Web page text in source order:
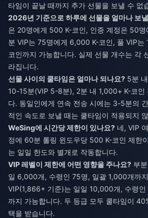
타임이 끝날 때까지 추가 선물을 보낼 수 없
2026년 기준으로 하루에 선물을 얼마나 보
은 20명에게 500 K-코인, 인증 계정은 50
분 VIP는 75명에게 6,000 K-코인, 풀 VIP
코인까지 가능합니다. 실제 선물 개수는 각
라집니다.
선물 사이의 쿨타임은 얼마나 되나요? 5분
10-15분(VIP 5-8분), 2분 내 1,000+ K-코인
다. 동일인에게 연속 전송 시에는 3-5분의
적인 속도로 보낼 때는 쿨타임이 적용되지
WeSing에 시간당 제한이 있나요? 네, VIP
정에 60분 롤링 윈도우당 500 K-코인 제한
는 일일 한도와 별개로 작동합니다.
VIP 레벨이 제한에 어떤 영향을 주나요? 부
일 6,000개, 수령인 75명, 일괄 1,000개까
VIP(1,866+ 기준)는 일일 10,000개, 수령
까지 가능합니다. 두 등급 모두 쿨타임이
택을 받습니다.